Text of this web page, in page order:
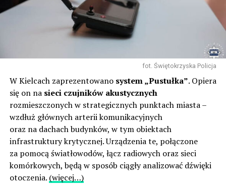
fot. Świętokrzyska Policja
W Kielcach zaprezentowano system „Pustułka”. Opiera
się on na sieci czujników akustycznych
rozmieszczonych w strategicznych punktach miasta –
wzdłuż głównych arterii komunikacyjnych
oraz na dachach budynków, w tym obiektach
infrastruktury krytycznej. Urządzenia te, połączone
za pomocą światłowodów, łącz radiowych oraz sieci
komórkowych, będą w sposób ciągły analizować dźwięki
otoczenia. (więcej…)